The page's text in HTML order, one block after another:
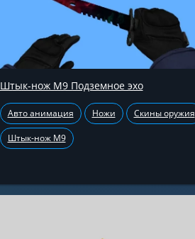
Штык-нож М9 Подземное эхо
Авто анимация Ножи Скины оружия
Штык-нож М9